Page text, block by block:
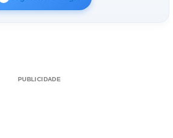
PUBLICIDADE